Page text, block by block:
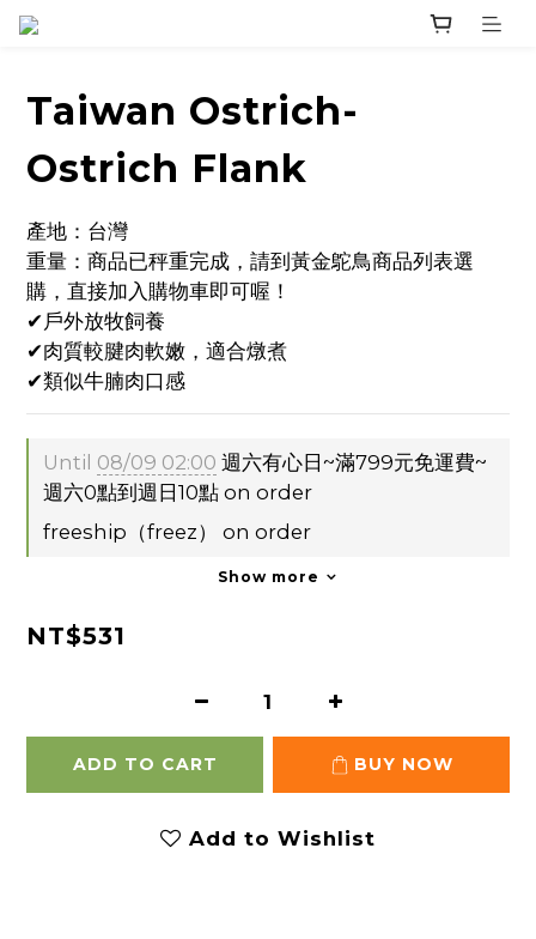
Taiwan Ostrich-
Ostrich Flank
產地：台灣
重量：商品已秤重完成，請到黃金鴕鳥商品列表選
購，直接加入購物車即可喔！
✔戶外放牧飼養
✔肉質較腱肉軟嫩，適合燉煮
✔類似牛腩肉口感
Until 08/09 02:00 週六有心日~滿799元免運費~
週六0點到週日10點 on order
freeship（freez） on order
Show more
NT$531
ADD TO CART BUY NOW
Add to Wishlist